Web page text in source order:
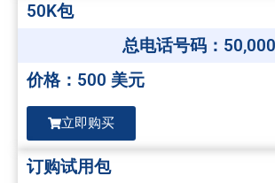
50K包
总电话号码：50,000
价格：500 美元
立即购买
订购试用包